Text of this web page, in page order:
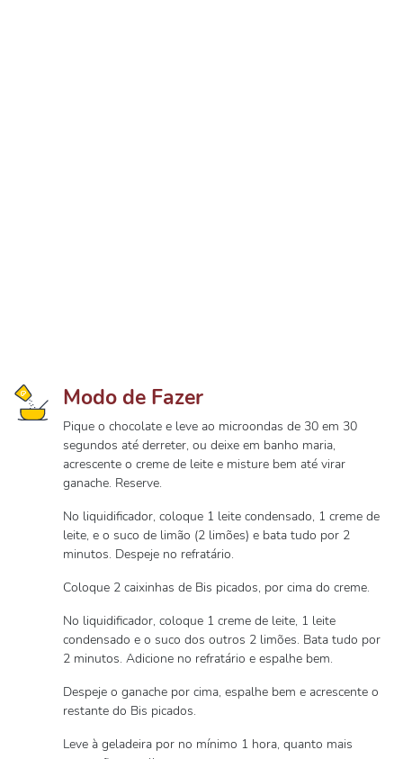
Modo de Fazer
Pique o chocolate e leve ao microondas de 30 em 30
segundos até derreter, ou deixe em banho maria,
acrescente o creme de leite e misture bem até virar
ganache. Reserve.
No liquidificador, coloque 1 leite condensado, 1 creme de
leite, e o suco de limão (2 limões) e bata tudo por 2
minutos. Despeje no refratário.
Coloque 2 caixinhas de Bis picados, por cima do creme.
No liquidificador, coloque 1 creme de leite, 1 leite
condensado e o suco dos outros 2 limões. Bata tudo por
2 minutos. Adicione no refratário e espalhe bem.
Despeje o ganache por cima, espalhe bem e acrescente o
restante do Bis picados.
Leve à geladeira por no mínimo 1 hora, quanto mais